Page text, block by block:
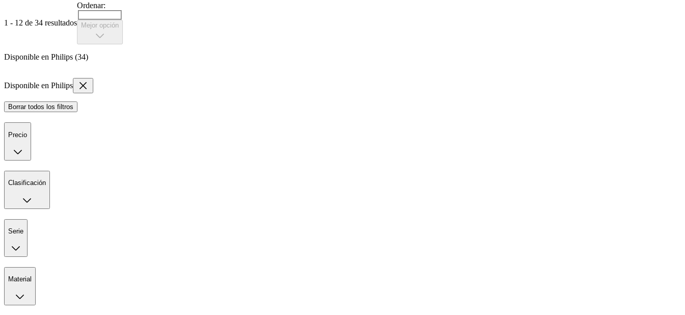
1 - 12 de 34 resultados
Ordenar:
Mejor opción
Disponible en Philips (34)
Disponible en Philips
Borrar todos los filtros
Precio
Clasificación
Serie
Material